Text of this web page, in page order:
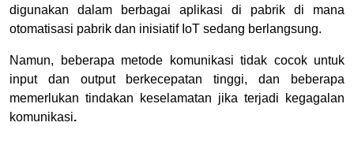
digunakan dalam berbagai aplikasi di pabrik di mana
otomatisasi pabrik dan inisiatif IoT sedang berlangsung.
Namun, beberapa metode komunikasi tidak cocok untuk
input dan output berkecepatan tinggi, dan beberapa
memerlukan tindakan keselamatan jika terjadi kegagalan
komunikasi.